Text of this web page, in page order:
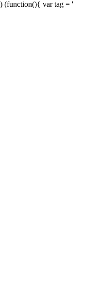
) (function(){ var tag = '